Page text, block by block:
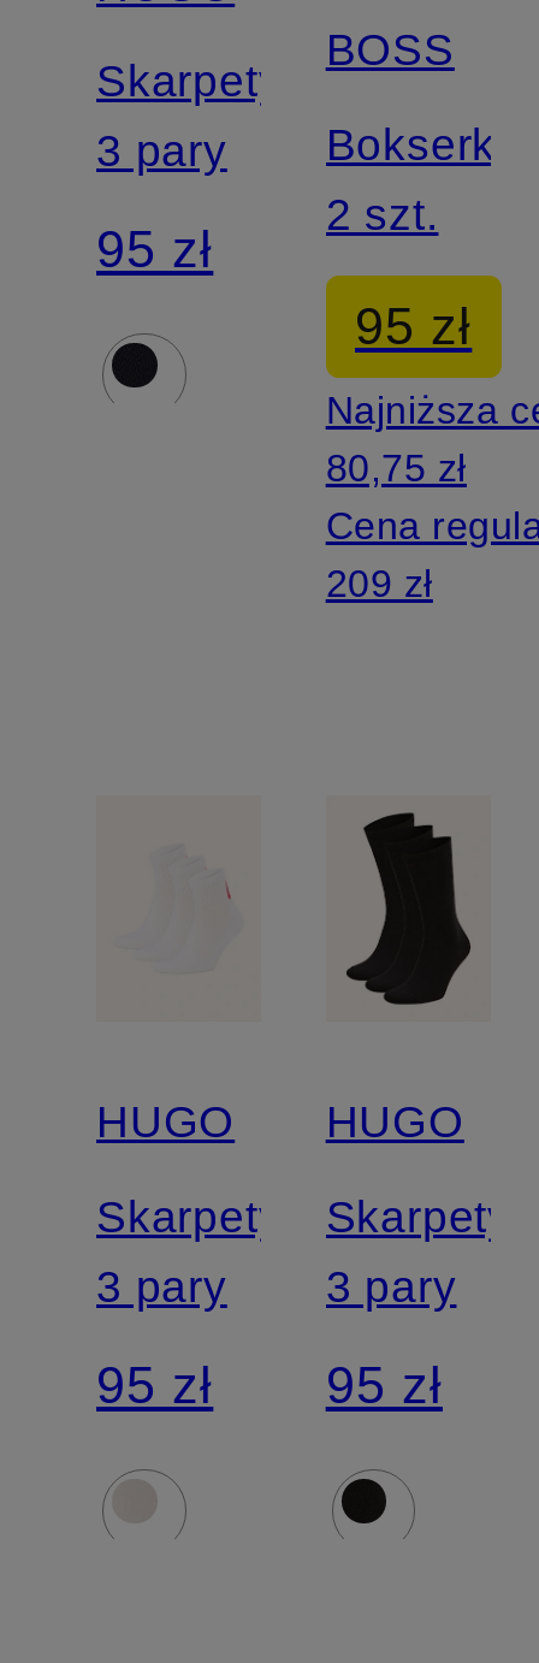
Skarpety,
3 pary
95 zł
Z
BOSS
Bokserki,
2 szt.
95 zł
Najniższa
80,75 zł
Cena
209 zł
HUGO
Skarpety,
3 pary
95 zł
HUGO
Skarpety,
3 pary
95 zł